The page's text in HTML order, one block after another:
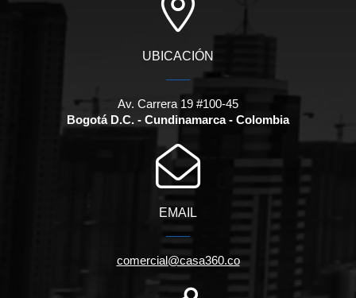
UBICACIÓN
Av. Carrera 19 #100-45
Bogotá D.C. - Cundinamarca - Colombia
EMAIL
comercial@casa360.co